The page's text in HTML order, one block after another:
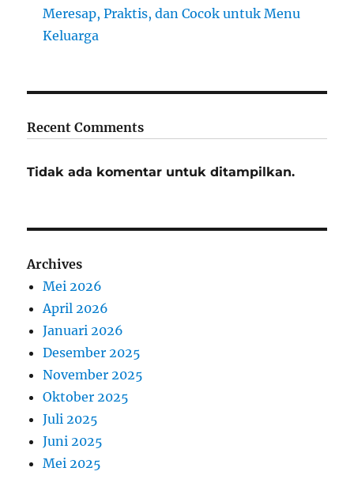
Meresap, Praktis, dan Cocok untuk Menu
Keluarga
Recent Comments
Tidak ada komentar untuk ditampilkan.
Archives
Mei 2026
April 2026
Januari 2026
Desember 2025
November 2025
Oktober 2025
Juli 2025
Juni 2025
Mei 2025